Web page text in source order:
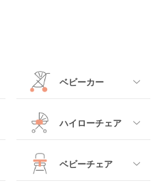
ベビーカー
すべて
ハイローチェア
すべて
ベビーチェア